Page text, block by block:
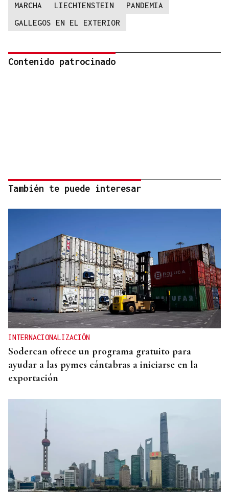
MARCHA LIECHTENSTEIN
PANDEMIA
GALLEGOS EN EL EXTERIOR
Contenido patrocinado
También te puede interesar
INTERNACIONALIZACIÓN
Sodercan ofrece un programa gratuito para
ayudar a las pymes cántabras a iniciarse en la
exportación